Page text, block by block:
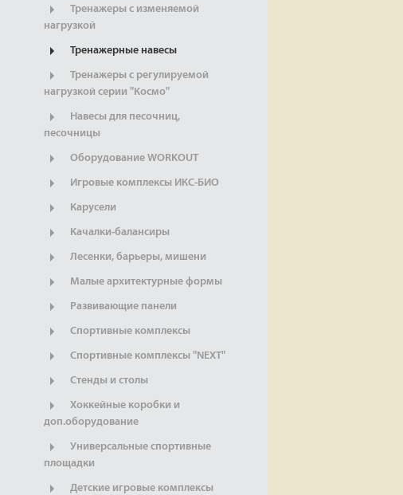
Тренажеры с изменяемой
нагрузкой
Тренажерные навесы
Тренажеры с регулируемой
нагрузкой серии "Космо"
Навесы для песочниц,
песочницы
Оборудование WORKOUT
Игровые комплексы ИКС-БИО
Карусели
Качалки-балансиры
Лесенки, барьеры, мишени
Малые архитектурные формы
Развивающие панели
Спортивные комплексы
Спортивные комплексы "NEXT"
Стенды и столы
Хоккейные коробки и
доп.оборудование
Универсальные спортивные
площадки
Детские игровые комплексы